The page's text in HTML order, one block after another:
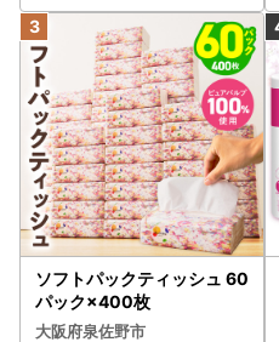
ソフトパックティッシュ 60
パック×400枚
大阪府泉佐野市